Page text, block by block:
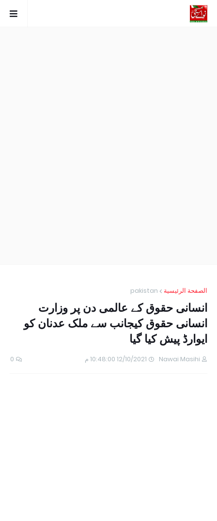
الصفحة الرئيسية pakistan
انسانی حقوق کے عالمی دن پر وزارت
انسانی حقوق کیجانب سے ملک عدنان کو
ایوارڈ پیش کیا گیا
Nawai Masihi 12/10/2021 10:48:00 م 0